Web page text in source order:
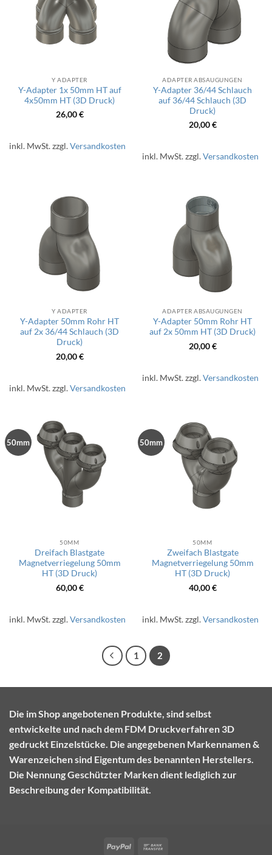
Y ADAPTER
Y-Adapter 1x 50mm HT auf
4x50mm HT (3D Druck)
26,00€
inkl. MwSt.zzgl.Versandkosten
ADAPTER ABSAUGUNGEN
Y-Adapter 36/44 Schlauch
auf 36/44 Schlauch (3D
Druck)
20,00€
inkl. MwSt.zzgl.Versandkosten
Y ADAPTER
Y-Adapter 50mm Rohr HT
auf 2x 36/44 Schlauch (3D
Druck)
20,00€
inkl. MwSt.zzgl.Versandkosten
ADAPTER ABSAUGUNGEN
Y-Adapter 50mm Rohr HT
auf 2x 50mm HT (3D Druck)
20,00€
inkl. MwSt.zzgl.Versandkosten
50mm
50MM
Dreifach Blastgate
Magnetverriegelung 50mm
HT (3D Druck)
60,00€
inkl. MwSt.zzgl.Versandkosten
50mm
50MM
Zweifach Blastgate
Magnetverriegelung 50mm
HT (3D Druck)
40,00€
inkl. MwSt.zzgl.Versandkosten
1 2
Die im Shop angebotenen Produkte, sind selbst
entwickelte und nach dem FDM Druckverfahren 3D
gedruckt Einzelstücke. Die angegebenen Markennamen &
Warenzeichen sind Eigentum des benannten Herstellers.
Die Nennung Geschützter Marken dient lediglich zur
Beschreibung der Kompatibilität.
PayPal